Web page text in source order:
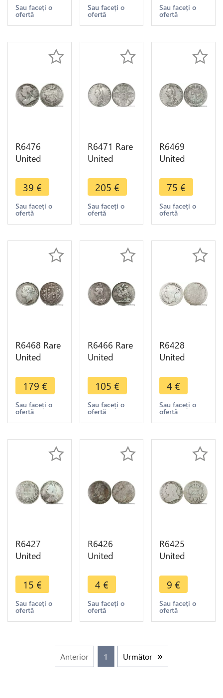
1864 die 12
Silver ->
Sau faceți o
ofertă
1868 die 34
Silver ->
Sau faceți o
ofertă
1853
Mounted
Make offer
Sau faceți o
ofertă
R6476
United
Half 1/2
Crown
Victoria
1893 Silver
offer
39 €
Sau faceți o
ofertă
R6471 Rare
United
Double
Florin
Victoria
1888 Silver
offer
205 €
Sau faceți o
ofertă
R6469
United
Half 1/2
Crown
Victoria
1889 Silver
offer
75 €
Sau faceți o
ofertă
R6468 Rare
United
Half 1/2
Crown
Victoria
1880 Silver
offer
179 €
Sau faceți o
ofertă
R6466 Rare
United
Crown
Victoria
1890 Silver
-> Make
105 €
Sau faceți o
ofertă
R6428
United
Pence
Victoria
1867 1880
Silver ->
4 €
Sau faceți o
ofertă
R6427
United
Pence
Victoria
1890 Silver
-> Make
15 €
Sau faceți o
ofertă
R6426
United
Pence
Victoria
1893 1901
Silver ->
4 €
Sau faceți o
ofertă
R6425
United
Pence
Victoria
1896 Silver
-> Make
9 €
Sau faceți o
ofertă
Anterior 1 Următor